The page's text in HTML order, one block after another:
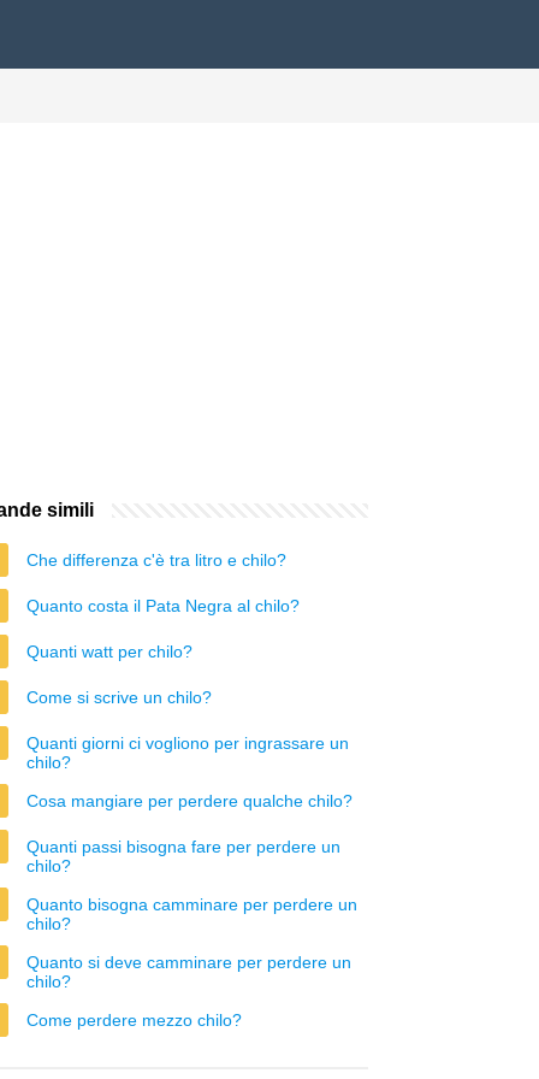
simili
Che differenza c'è tra litro e chilo?
Quanto costa il Pata Negra al chilo?
Quanti watt per chilo?
Come si scrive un chilo?
Quanti giorni ci vogliono per ingrassare un
chilo?
Cosa mangiare per perdere qualche chilo?
Quanti passi bisogna fare per perdere un
chilo?
Quanto bisogna camminare per perdere un
chilo?
Quanto si deve camminare per perdere un
chilo?
Come perdere mezzo chilo?